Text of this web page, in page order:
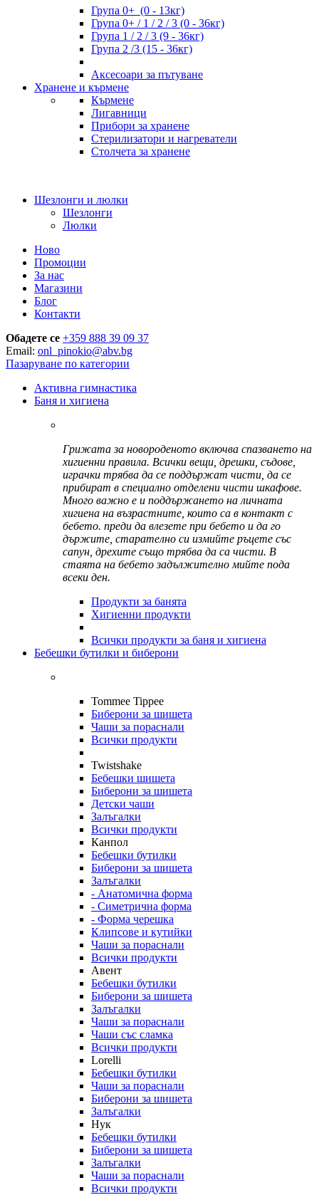
Група 0+ (0 - 13кг)
Група 0+ / 1 / 2 / 3 (0 - 36кг)
Група 1 / 2 / 3 (9 - 36кг)
Група 2 /3 (15 - 36кг)
Аксесоари за пътуване
Хранене и кърмене
Кърмене
Лигавници
Прибори за хранене
Стерилизатори и нагреватели
Столчета за хранене
Шезлонги и люлки
Шезлонги
Люлки
Ново
Промоции
За нас
Магазини
Блог
Контакти
Обадете се +359 888 39 09 37
Email: onl_pinokio@abv.bg
Пазаруване по категории
Активна гимнастика
Баня и хигиена
Грижата за новороденото включва спазването на
хигиенни правила. Всички вещи, дрешки, съдове,
играчки трябва да се поддържат чисти, да се
прибират в специално отделени чисти шкафове.
Много важно е и поддържането на личната
хигиена на възрастните, които са в контакт с
бебето. преди да влезете при бебето и да го
държите, старателно си измийте ръцете със
сапун, дрехите също трябва да са чисти. В
стаята на бебето задължително мийте пода
всеки ден.
Продукти за банята
Хигиенни продукти
Всички продукти за баня и хигиена
Бебешки бутилки и биберони
Tommee Tippee
Биберони за шишета
Чаши за пораснали
Всички продукти
Twistshake
Бебешки шишета
Биберони за шишета
Детски чаши
Залъгалки
Всички продукти
Канпол
Бебешки бутилки
Биберони за шишета
Залъгалки
- Анатомична форма
- Симетрична форма
- Форма черешка
Клипсове и кутийки
Чаши за пораснали
Всички продукти
Авент
Бебешки бутилки
Биберони за шишета
Залъгалки
Чаши за пораснали
Чаши със сламка
Всички продукти
Lorelli
Бебешки бутилки
Чаши за пораснали
Биберони за шишета
Залъгалки
Нук
Бебешки бутилки
Биберони за шишета
Залъгалки
Чаши за пораснали
Всички продукти